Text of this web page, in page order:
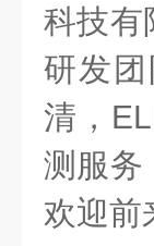
科技有
研发
清，
测服务
欢迎前